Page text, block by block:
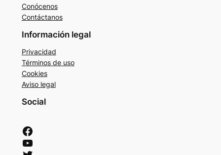
Conócenos
Contáctanos
Información legal
Privacidad
Términos de uso
Cookies
Aviso legal
Social
Facebook
YouTube